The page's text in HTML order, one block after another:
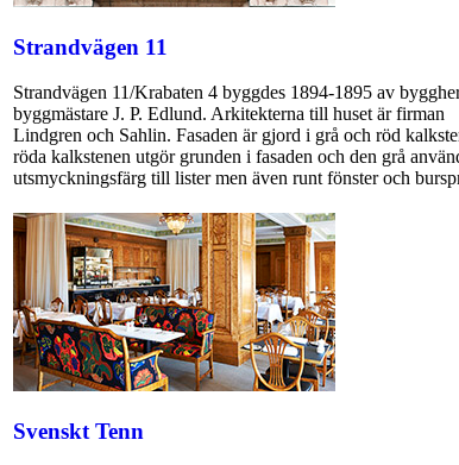
Strandvägen 11
Strandvägen 11/Krabaten 4 byggdes 1894-1895 av
byggmästare J. P. Edlund. Arkitekterna till huset är firman
Lindgren och Sahlin. Fasaden är gjord i grå och röd
röda kalkstenen utgör grunden i fasaden och den grå
utsmyckningsfärg till lister men även runt fönster och
Svenskt Tenn